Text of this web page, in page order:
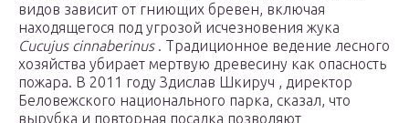
видов зависит от гниющих бревен, включая
находящегося под угрозой исчезновения жука
Cucujus cinnaberinus. Традиционное ведение лесного
хозяйства убирает мертвую древесину как опасность
пожара. В 2011 году Здислав Шкируч , директор
Беловежского национального парка, сказал, что
вырубка и повторная посадка позволяют